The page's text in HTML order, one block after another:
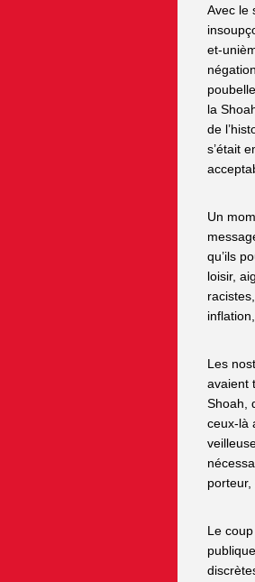
Avec le
et-
la
de
s’était
Un
qu’ils
loisir,
Les
avaient
Shoah,
ceux-là
porteur,
Le